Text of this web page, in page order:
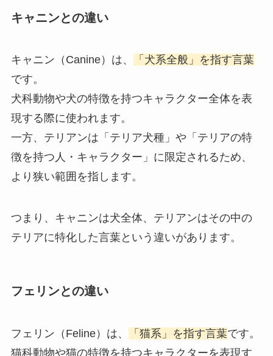
キャニンとの違い
キャニン（Canine）は、
「犬系全般」を指す言葉
です。
犬科動物や犬の特徴を持つキャラクター全体を表
現する際に使われます。
一方、テリアンは「テリア犬種」や「テリアの特
徴を持つ人・キャラクター」に限定されるため、
より狭い範囲を指します。
つまり、キャニンは犬全体、テリアンはその中の
テリアに特化した言葉という違いがあります。
フェリンとの違い
フェリン（Feline）は、 「猫系」を指す言葉です。
猫科動物や猫の特徴を持つキャラクターを表現す